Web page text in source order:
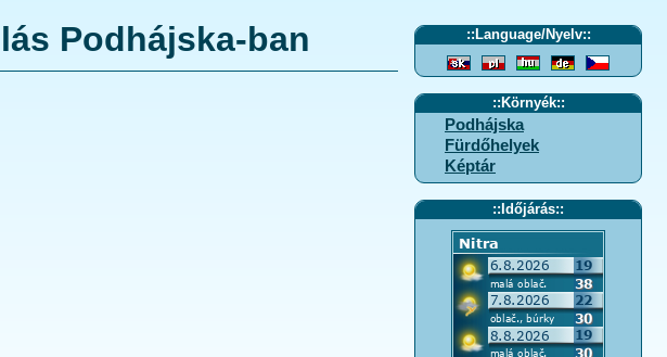
Podhájska-ban :: Language/Nyelv::
:: Környék::
Podhájska
Fürdőhelyek
Képtár
:: Időjárás::